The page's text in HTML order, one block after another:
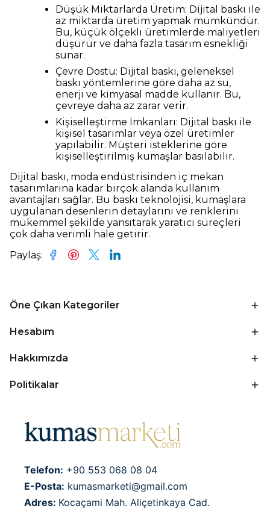
Düşük Miktarlarda Üretim: Dijital baskı ile
az miktarda üretim yapmak mümkündür.
Bu, küçük ölçekli üretimlerde maliyetleri
düşürür ve daha fazla tasarım esnekliği
sunar.
Çevre Dostu: Dijital baskı, geleneksel
baskı yöntemlerine göre daha az su,
enerji ve kimyasal madde kullanır. Bu,
çevreye daha az zarar verir.
Kişiselleştirme İmkanları: Dijital baskı ile
kişisel tasarımlar veya özel üretimler
yapılabilir. Müşteri isteklerine göre
kişiselleştirilmiş kumaşlar basılabilir.
Dijital baskı, moda endüstrisinden iç mekan
tasarımlarına kadar birçok alanda kullanım
avantajları sağlar. Bu baskı teknolojisi, kumaşlara
uygulanan desenlerin detaylarını ve renklerini
mükemmel şekilde yansıtarak yaratıcı süreçleri
çok daha verimli hale getirir.
Paylaş:
Öne Çıkan Kategoriler
Hesabım
Hakkımızda
Politikalar
Telefon: +90 553 068 08 04
E-Posta: kumasmarketi@gmail.com
Adres: Kocaçami Mah. Aliçetinkaya Cad.